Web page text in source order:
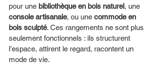
pour une bibliothèque en bois naturel, une
console artisanale, ou une commode en
bois sculpté. Ces rangements ne sont plus
seulement fonctionnels : ils structurent
l’espace, attirent le regard, racontent un
mode de vie.